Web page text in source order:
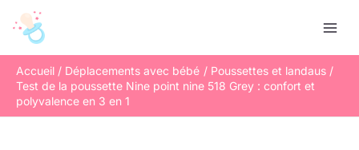
Accueil
Déplacements avec bébé
Poussettes et landaus
Test de la poussette Nine point nine 518 Grey : confort et
polyvalence en 3 en 1
e
c
h
e